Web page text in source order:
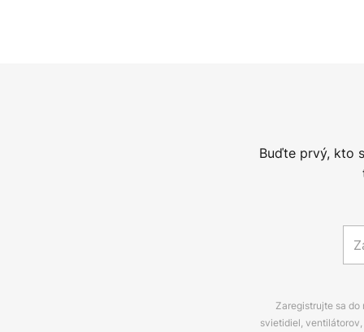
Buďte prvý, kto
Zaregistrujte sa
svietidiel,